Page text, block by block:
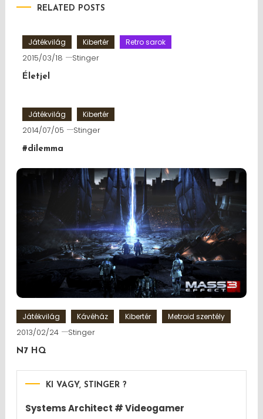
RELATED POSTS
Játékvilág Kibertér Retro sarok
2015/03/18 Stinger
Életjel
Játékvilág Kibertér
2014/07/05 Stinger
#dilemma
Játékvilág Kávéház Kibertér Metroid szentély
2013/02/24 Stinger
N7 HQ
KI VAGY, STINGER ?
Systems Architect # Videogamer